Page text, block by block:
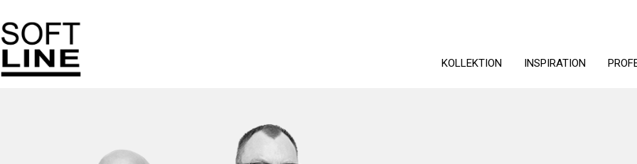
KOLLEKTION INSPIRATION